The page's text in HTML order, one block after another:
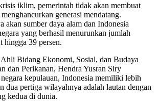
iklim, pemerintah tidak akan membuat
generasi mendatang.
akan sumber daya alam dan Indonesia
yang berhasil menurunkan jumlah
hingga 39 persen.
Ahli Bidang Ekonomi, Sosial, dan Budaya
dan Perikanan, Hendra Yusran Siry
kepulauan, Indonesia memiliki lebih
dua pertiga wilayahnya adalah lautan dengan
kedua di dunia.